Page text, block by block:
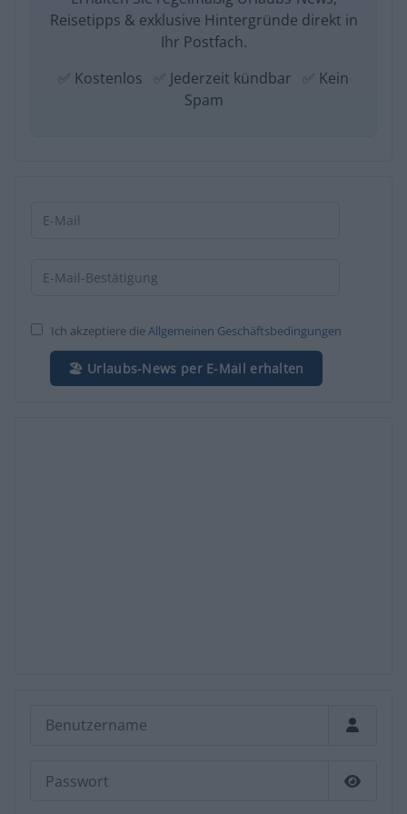
Reisetipps & exklusive Hintergründe direkt in
Ihr Postfach.
✅ Kostenlos ✅ Jederzeit kündbar ✅ Kein
Spam
Ich akzeptiere dieAllgemeinen Geschäftsbedingungen
🏖️ Urlaubs-News per E-Mail erhalten
Benutzername